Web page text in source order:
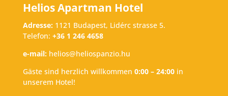
Helios Apartman Hotel
Adresse:1121 Budapest, Lidérc strasse 5.
Telefon: +36 1 246 4658
e-mail:helios@heliospanzio.hu
Gäste sind herzlich willkommen 0:00 – 24:00in
unserem Hotel!